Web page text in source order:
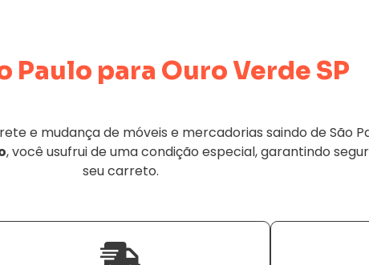
Paulo para Ouro Verde SP
e mudança de móveis e mercadorias saindo de São
, você usufrui de uma condição especial, garantindo
seu carreto.